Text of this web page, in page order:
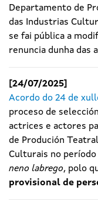
Departamento de
das Industrias
se fai pública a
renuncia dunha das
[24/07/2025]
Acordo do 24 de
proceso de
actrices e actores
de Produción
Culturais no período
neno labrego, polo
provisional de